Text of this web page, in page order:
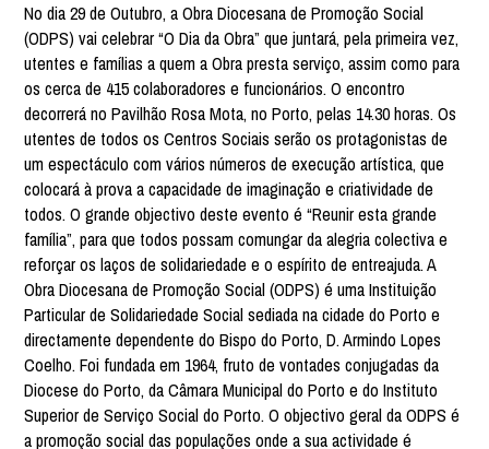
No dia 29 de Outubro, a Obra Diocesana de Promoção Social
(ODPS) vai celebrar “O Dia da Obra” que juntará, pela primeira vez,
utentes e famílias a quem a Obra presta serviço, assim como para
os cerca de 415 colaboradores e funcionários. O encontro
decorrerá no Pavilhão Rosa Mota, no Porto, pelas 14.30 horas. Os
utentes de todos os Centros Sociais serão os protagonistas de
um espectáculo com vários números de execução artística, que
colocará à prova a capacidade de imaginação e criatividade de
todos. O grande objectivo deste evento é “Reunir esta grande
família”, para que todos possam comungar da alegria colectiva e
reforçar os laços de solidariedade e o espírito de entreajuda. A
Obra Diocesana de Promoção Social (ODPS) é uma Instituição
Particular de Solidariedade Social sediada na cidade do Porto e
directamente dependente do Bispo do Porto, D. Armindo Lopes
Coelho. Foi fundada em 1964, fruto de vontades conjugadas da
Diocese do Porto, da Câmara Municipal do Porto e do Instituto
Superior de Serviço Social do Porto. O objectivo geral da ODPS é
a promoção social das populações onde a sua actividade é